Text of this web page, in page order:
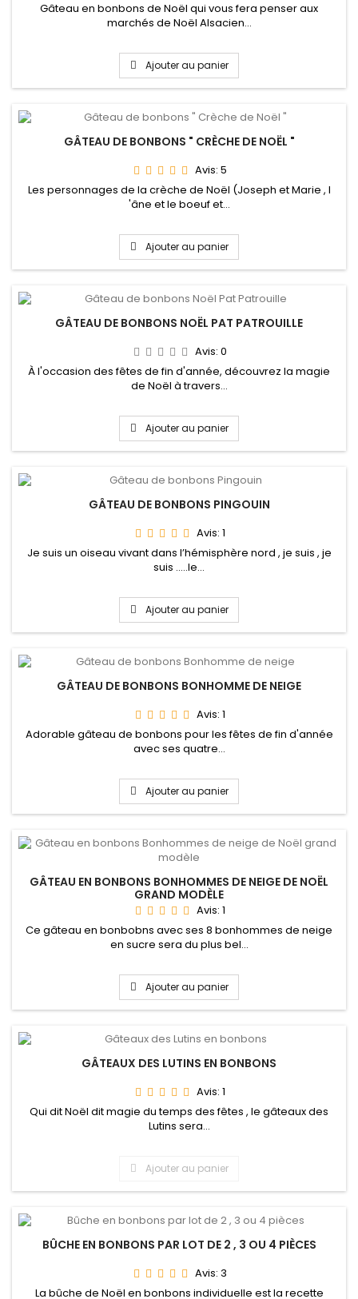
Gâteau en bonbons de Noël qui vous fera penser aux
marchés de Noël Alsacien...
Ajouter au panier
GÂTEAU DE BONBONS " CRÈCHE DE NOËL "
Avis: 5
Les personnages de la crèche de Noël (Joseph et Marie , l
'âne et le boeuf et...
Ajouter au panier
GÂTEAU DE BONBONS NOËL PAT PATROUILLE
Avis: 0
À l'occasion des fêtes de fin d'année, découvrez la magie
de Noël à travers...
Ajouter au panier
GÂTEAU DE BONBONS PINGOUIN
Avis: 1
Je suis un oiseau vivant dans l’hémisphère nord , je suis , je
suis .....le...
Ajouter au panier
GÂTEAU DE BONBONS BONHOMME DE NEIGE
Avis: 1
Adorable gâteau de bonbons pour les fêtes de fin d'année
avec ses quatre...
Ajouter au panier
GÂTEAU EN BONBONS BONHOMMES DE NEIGE DE NOËL
GRAND MODÈLE
Avis: 1
Ce gâteau en bonbobns avec ses 8 bonhommes de neige
en sucre sera du plus bel...
Ajouter au panier
GÂTEAUX DES LUTINS EN BONBONS
Avis: 1
Qui dit Noël dit magie du temps des fêtes , le gâteaux des
Lutins sera...
Ajouter au panier
BÛCHE EN BONBONS PAR LOT DE 2 , 3 OU 4 PIÈCES
Avis: 3
La bûche de Noël en bonbons individuelle est la recette